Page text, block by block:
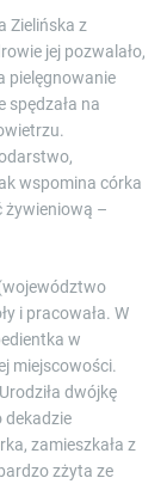
Zielińska z
jej pozwalało,
pielęgnowanie
spędzała na
wspomina córka
żywieniową –
i pracowała. W
w
miejscowości.
dwójkę
dekadzie
zamieszkała z
zżyta ze